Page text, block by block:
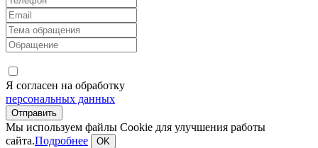
Я согласен на обработку
персональных данных
Мы используем файлы Cookie для улучшения работы
сайта.Подробнее OK